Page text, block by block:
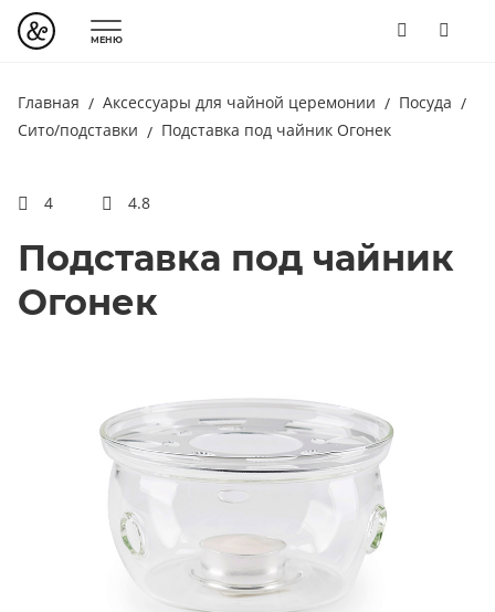
МЕНЮ
Главная Аксессуары для чайной церемонии
Посуда
Сито/подставки
Подставка под чайник Огонек
4 4.8
Подставка под чайник
Огонек